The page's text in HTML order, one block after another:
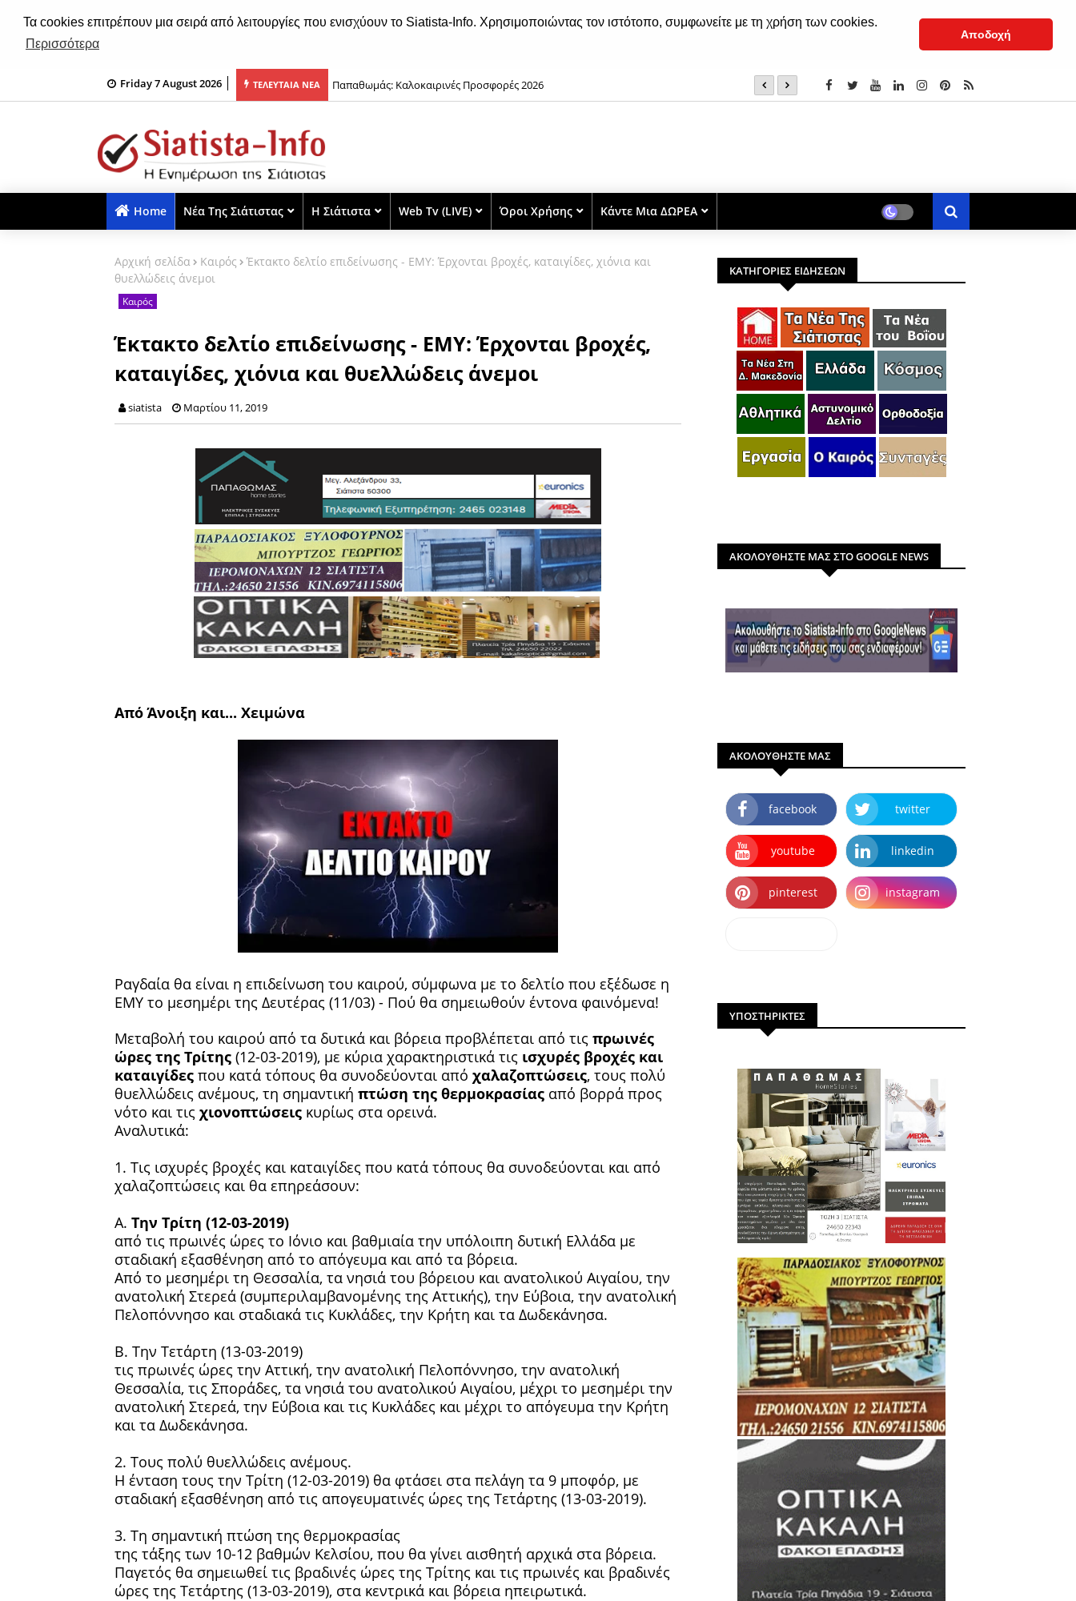
Τα cookies επιτρέπουν μια σειρά από λειτουργίες που ενισχύουν το Siatista-Info. Χρησιμοποιώντας τον ιστότοπο, συμφωνείτε με τη χρήση των cookies.
Περισσότερα
Αποδοχή
Friday 7 August 2026 ΤΕΛΕΥΤΑΙΑ ΝΕΑ
Έκθεση ζωγραφικής από 11 έως 16 Αυγούστου 2026 Παπαθωμάς: Καλοκαιρινές Προσφορές 2026 Καστοριά: Δυο συλλήψεις για τηλεφωνικές απάτες -
Home Νέα Της Σιάτιστας Η Σιάτιστα Web Tv (LIVE) Όροι Χρήσης Κάντε Μια ΔΩΡΕΑ
Αρχική σελίδα Καιρός
Έκτακτο δελτίο επιδείνωσης - ΕΜΥ: Έρχονται βροχές, καταιγίδες, χιόνια και
θυελλώδεις άνεμοι
Καιρός
Έκτακτο δελτίο επιδείνωσης - ΕΜΥ: Έρχονται βροχές,
καταιγίδες, χιόνια και θυελλώδεις άνεμοι
siatista Μαρτίου 11, 2019
Από Άνοιξη και... Χειμώνα
Ραγδαία θα είναι η επιδείνωση του καιρού, σύμφωνα με το δελτίο που εξέδωσε η
ΕΜΥ το μεσημέρι της Δευτέρας (11/03) - Πού θα σημειωθούν έντονα φαινόμενα!
Μεταβολή του καιρού από τα δυτικά και βόρεια προβλέπεται από τις πρωινές
ώρες της Τρίτης (12-03-2019), με κύρια χαρακτηριστικά τις ισχυρές βροχές και
καταιγίδες που κατά τόπους θα συνοδεύονται από χαλαζοπτώσεις, τους πολύ
θυελλώδεις ανέμους, τη σημαντική πτώση της θερμοκρασίας από βορρά προς
νότο και τις χιονοπτώσεις κυρίως στα ορεινά.
Αναλυτικά:
1. Τις ισχυρές βροχές και καταιγίδες που κατά τόπους θα συνοδεύονται και από
χαλαζοπτώσεις και θα επηρεάσουν:
Α. Την Τρίτη (12-03-2019)
από τις πρωινές ώρες το Ιόνιο και βαθμιαία την υπόλοιπη δυτική Ελλάδα με
σταδιακή εξασθένηση από το απόγευμα και από τα βόρεια.
Από το μεσημέρι τη Θεσσαλία, τα νησιά του βόρειου και ανατολικού Αιγαίου, την
ανατολική Στερεά (συμπεριλαμβανομένης της Αττικής), την Εύβοια, την ανατολική
Πελοπόννησο και σταδιακά τις Κυκλάδες, την Κρήτη και τα Δωδεκάνησα.
Β. Την Τετάρτη (13-03-2019)
τις πρωινές ώρες την Αττική, την ανατολική Πελοπόννησο, την ανατολική
Θεσσαλία, τις Σποράδες, τα νησιά του ανατολικού Αιγαίου, μέχρι το μεσημέρι την
ανατολική Στερεά, την Εύβοια και τις Κυκλάδες και μέχρι το απόγευμα την Κρήτη
και τα Δωδεκάνησα.
2. Τους πολύ θυελλώδεις ανέμους.
Η ένταση τους την Τρίτη (12-03-2019) θα φτάσει στα πελάγη τα 9 μποφόρ, με
σταδιακή εξασθένηση από τις απογευματινές ώρες της Τετάρτης (13-03-2019).
3. Τη σημαντική πτώση της θερμοκρασίας
της τάξης των 10-12 βαθμών Κελσίου, που θα γίνει αισθητή αρχικά στα βόρεια.
Παγετός θα σημειωθεί τις βραδινές ώρες της Τρίτης και τις πρωινές και βραδινές
ώρες της Τετάρτης (13-03-2019), στα κεντρικά και βόρεια ηπειρωτικά.
ΚΑΤΗΓΟΡΙΕΣ ΕΙΔΗΣΕΩΝ
ΑΚΟΛΟΥΘΗΣΤΕ ΜΑΣ ΣΤΟ GOOGLE NEWS
ΑΚΟΛΟΥΘΗΣΤΕ ΜΑΣ
facebook twitter
youtube linkedin
pinterest instagram
ΥΠΟΣΤΗΡΙΚΤΕΣ